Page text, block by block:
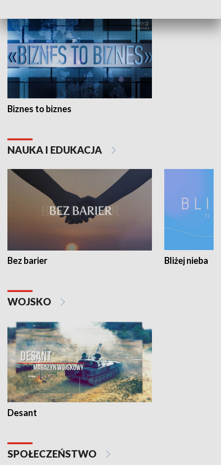
Biznes to biznes
NAUKA I EDUKACJA
Bez barier Bliżej nieba
WOJSKO
Desant
SPOŁECZEŃSTWO